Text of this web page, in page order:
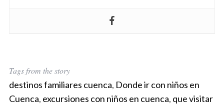
Tags from the story
destinos familiares cuenca, Donde ir con niños en
Cuenca, excursiones con niños en cuenca, que visitar